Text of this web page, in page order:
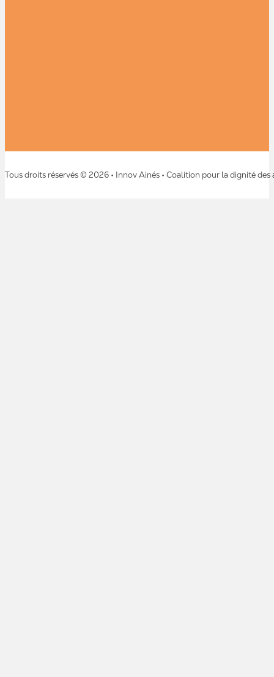
Tous droits réservés © 2026 • Innov Ainés • Coalition pour la dignité des